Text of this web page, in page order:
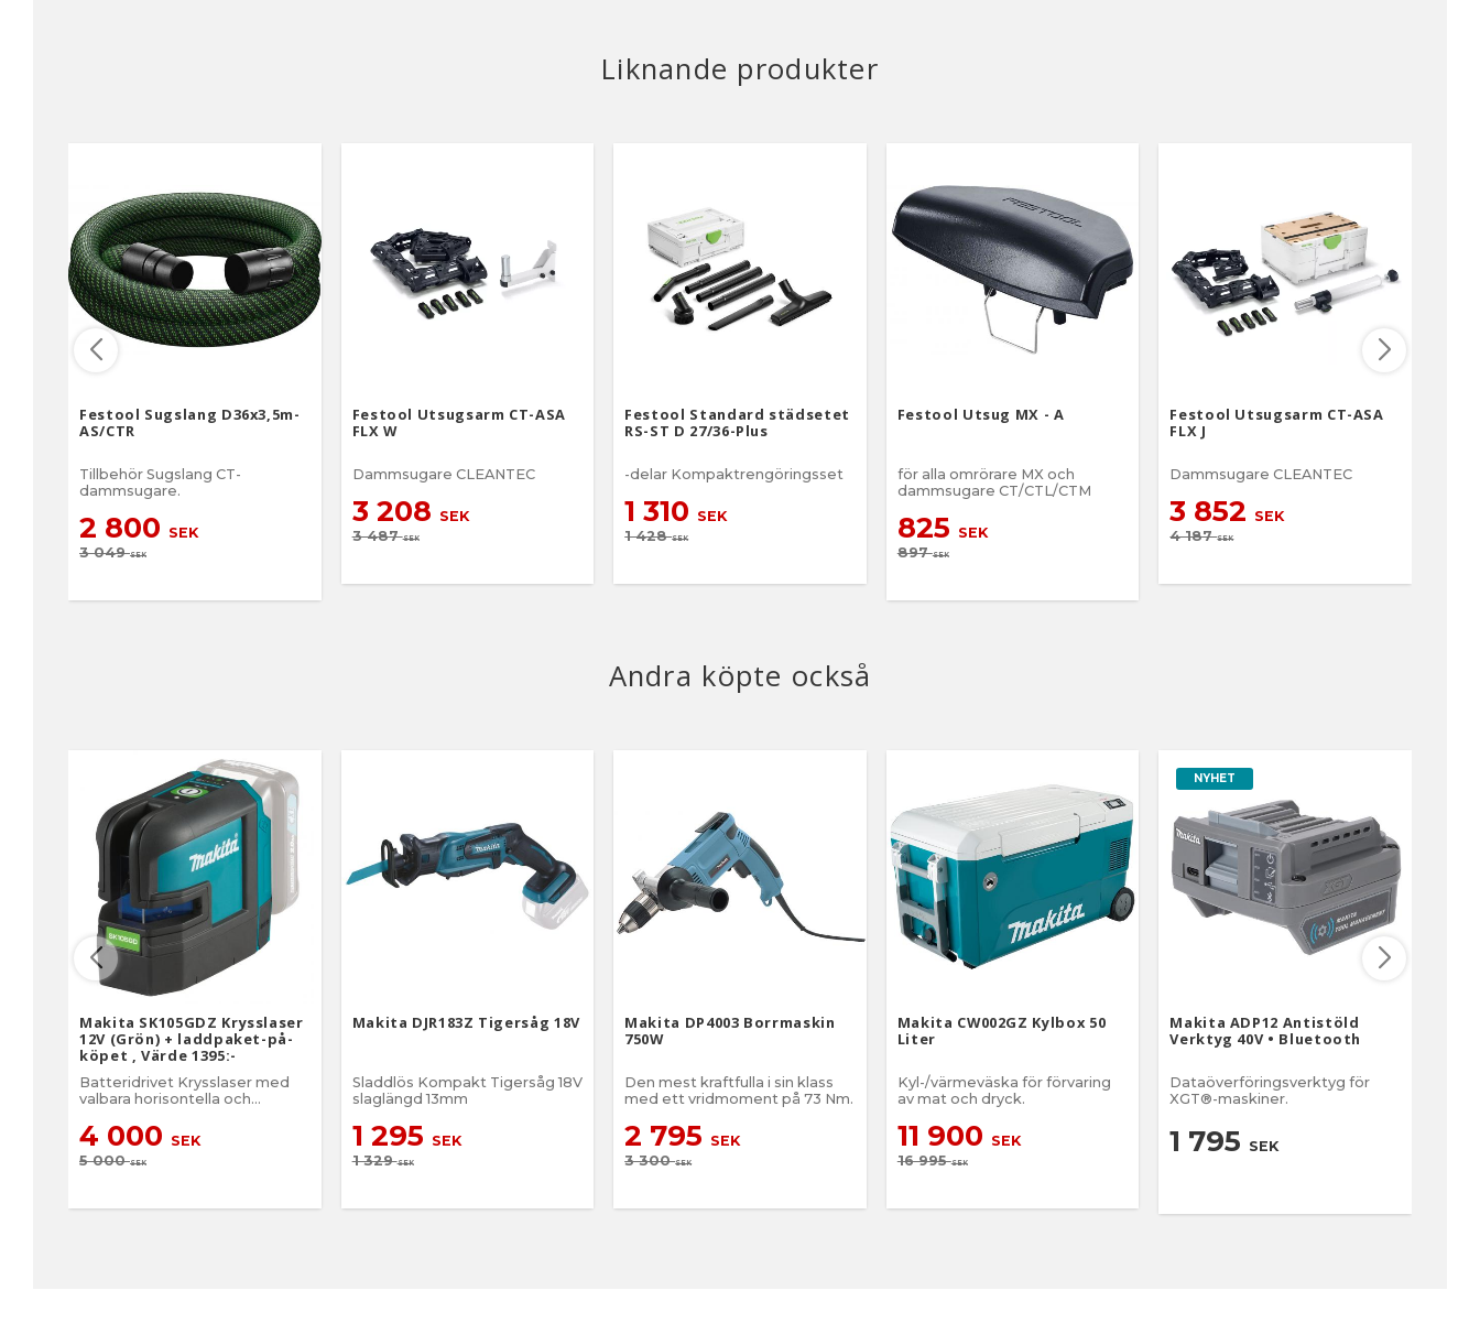
Liknande produkter
Festool Sugslang D36x3,5m-
AS/CTR
Tillbehör Sugslang CT-
dammsugare.
2 800 SEK
3 049SEK
Festool Utsugsarm CT-ASA
FLX W
Dammsugare CLEANTEC
3 208 SEK
3 487SEK
Festool Standard städsetet
RS-ST D 27/36-Plus
-delar Kompaktrengöringsset
1 310 SEK
1 428SEK
Festool Utsug MX - A
för alla omrörare MX och
dammsugare CT/CTL/CTM
825 SEK
897SEK
Festool Utsugsarm CT-ASA
FLX J
Dammsugare CLEANTEC
3 852 SEK
4 187SEK
Andra köpte också
Makita SK105GDZ Krysslaser
12V (Grön) + laddpaket-på-
köpet , Värde 1395:-
Batteridrivet Krysslaser med
valbara horisontella och
4 000 SEK
5 000SEK
Makita DJR183Z Tigersåg 18V
Sladdlös Kompakt Tigersåg 18V
slaglängd 13mm
1 295 SEK
1 329SEK
Makita DP4003 Borrmaskin
750W
​Den mest kraftfulla i sin klass
med ett vridmoment på 73 Nm.
2 795 SEK
3 300SEK
Makita CW002GZ Kylbox 50
Liter
Kyl-/värmeväska för förvaring
av mat och dryck.
11 900 SEK
16 995SEK
NYHET
Makita ADP12 Antistöld
Verktyg 40V • Bluetooth
Dataöverföringsverktyg för
XGT®-maskiner.
1 795 SEK